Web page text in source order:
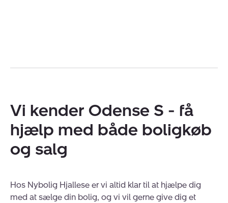
Vi kender Odense S - få
hjælp med både boligkøb
og salg
Hos Nybolig Hjallese er vi altid klar til at hjælpe dig
med at sælge din bolig, og vi vil gerne give dig et